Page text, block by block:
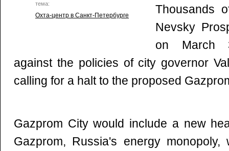
тема:
Охта-центр в Санкт-Петербурге
Thousands
Nevsky
on March
against the policies of city governor
calling for a halt to the proposed
Gazprom City would include a new
Gazprom, Russia's energy